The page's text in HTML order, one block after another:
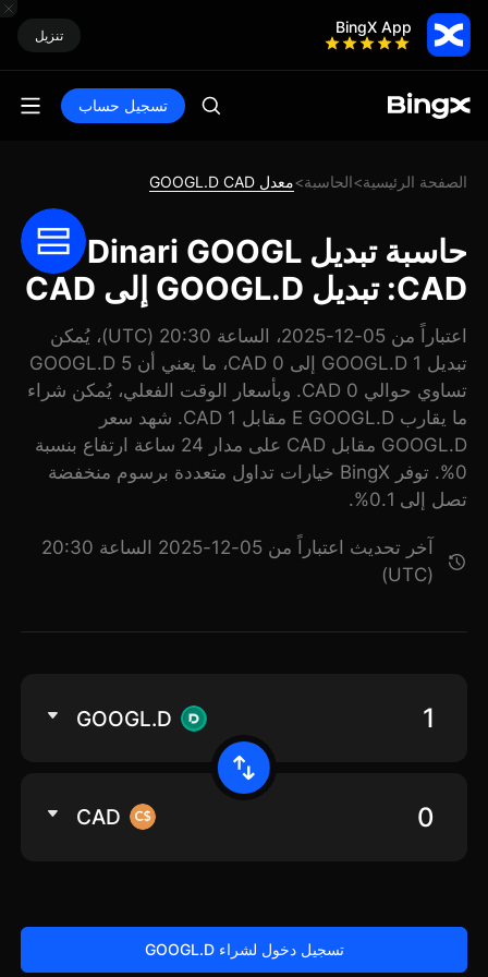
BingX App تنزيل
تسجيل حساب
الصفحة الرئيسية>الحاسبة>معدل GOOGL.D CAD
حاسبة تبديل Dinari GOOGL
CAD: تبديل GOOGL.D إلى CAD
اعتباراً من 05-12-2025، الساعة 20:30 (UTC)، يُمكن
تبديل 1 GOOGL.D إلى 0 CAD، ما يعني أن 5 GOOGL.D
تساوي حوالي 0 CAD. وبأسعار الوقت الفعلي، يُمكن شراء
ما يقارب E GOOGL.D مقابل 1 CAD. شهد سعر
GOOGL.D مقابل CAD على مدار 24 ساعة ارتفاع بنسبة
0%. توفر BingX خيارات تداول متعددة برسوم منخفضة
تصل إلى 0.1%.
آخر تحديث اعتباراً من 05-12-2025 الساعة 20:30
(UTC)
GOOGL.D
CAD
تسجيل دخول لشراء GOOGL.D